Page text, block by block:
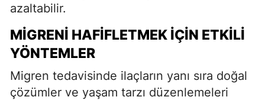
azaltabilir.
MIGRENI HAFIFLETMEK İÇIN ETKILI
YÖNTEMLER
Migren tedavisinde ilaçların yanı sıra doğal
çözümler ve yaşam tarzı düzenlemeleri